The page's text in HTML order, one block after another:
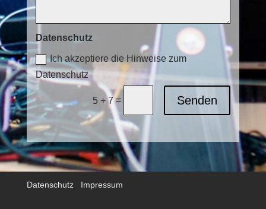
Datenschutz
Ich akzeptiere die Hinweise zum
Datenschutz
5 + 7= Senden
Datenschutz Impressum